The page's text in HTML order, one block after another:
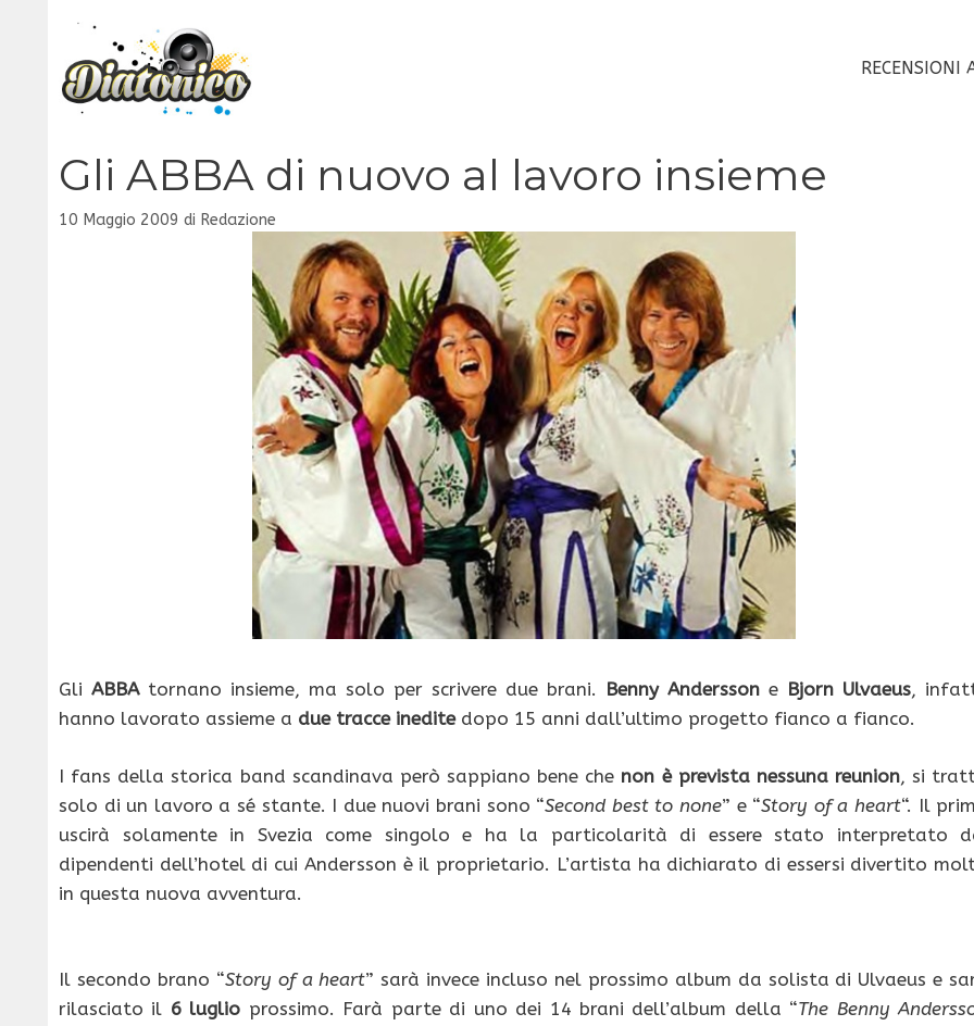
contenuto
RECENSIONI
Gli ABBA di nuovo al lavoro insieme
10 Maggio 2009 di Redazione
GliABBA tornano insieme, ma solo per scrivere due brani. Benny Andersson e Bjorn Ulvaeus,
hanno lavorato assieme a due tracce ineditedopo 15 anni dall’ultimo progetto fianco a fianco.
I fans della storica band scandinava però sappiano bene che non è prevista nessuna reunion, si
solo di un lavoro a sé stante. I due nuovi brani sono “Second best to none” e “Story of a heart“. Il
uscirà solamente in Svezia come singolo e ha la particolarità di essere stato interpretato
dipendenti dell’hotel di cui Andersson è il proprietario. L’artista ha dichiarato di essersi divertito
in questa nuova avventura.
Il secondo brano “Story of a heart” sarà invece incluso nel prossimo album da solista di Ulvaeus e
rilasciato il 6 luglio prossimo. Farà parte di uno dei 14 brani dell’album della “The Benny